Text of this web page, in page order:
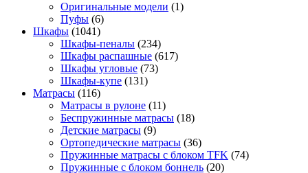
Оригинальные модели (1)
Пуфы (6)
Шкафы (1041)
Шкафы-пеналы (234)
Шкафы распашные (617)
Шкафы угловые (73)
Шкафы-купе (131)
Матрасы (116)
Матрасы в рулоне (11)
Беспружинные матрасы (18)
Детские матрасы (9)
Ортопедические матрасы (36)
Пружинные матрасы с блоком TFK (74)
Пружинные с блоком боннель (20)